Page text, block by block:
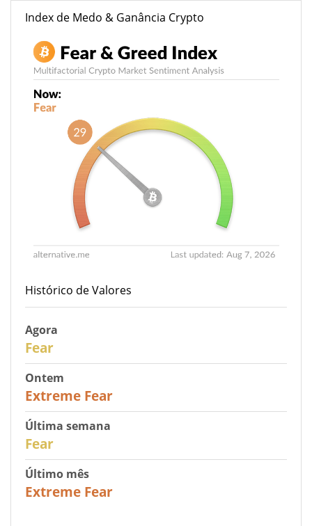
Index de Medo & Ganância Crypto
Histórico de Valores
Agora
Fear
Ontem
Extreme Fear
Última semana
Fear
Último mês
Extreme Fear